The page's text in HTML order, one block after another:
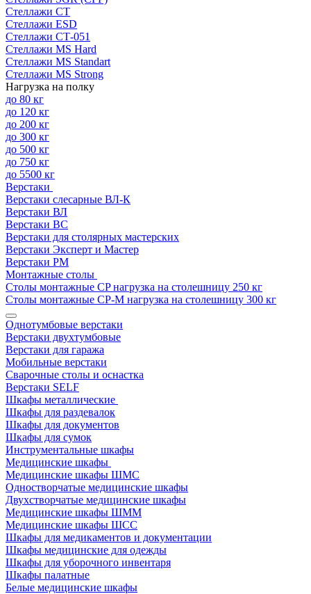
Стеллажи СТ
Стеллажи ESD
Стеллажи СТ-051
Стеллажи MS Hard
Стеллажи MS Standart
Стеллажи MS Strong
Нагрузка на полку
до 80 кг
до 120 кг
до 200 кг
до 300 кг
до 500 кг
до 750 кг
до 5500 кг
Верстаки
Верстаки слесарные ВЛ-К
Верстаки ВЛ
Верстаки ВС
Верстаки для столярных мастерских
Верстаки Эксперт и Мастер
Верстаки РМ
Монтажные столы
Столы монтажные СP нагрузка на столешницу 250 кг
Столы монтажные СР-М нагрузка на столешницу 300 кг
Однотумбовые верстаки
Верстаки двухтумбовые
Верстаки для гаража
Мобильные верстаки
Сварочные столы и оснастка
Верстаки SELF
Шкафы металлические
Шкафы для раздевалок
Шкафы для документов
Шкафы для сумок
Инструментальные шкафы
Медицинские шкафы
Медицинские шкафы ШМС
Одностворчатые медицинские шкафы
Двухстворчатые медицинские шкафы
Медицинские шкафы ШММ
Медицинские шкафы ШСС
Шкафы для медикаментов и документации
Шкафы медицинские для одежды
Шкафы для уборочного инвентаря
Шкафы палатные
Белые медицинские шкафы